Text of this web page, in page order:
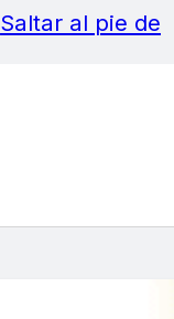
Saltar al pie de